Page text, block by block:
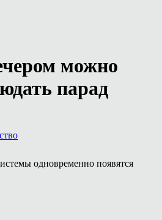
можно
парад
одновременно появятся